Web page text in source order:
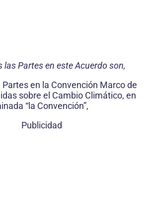
las Partes en este Acuerdo son,
Partes en la Convención Marco de
sobre el Cambio Climático, en
“la Convención”,
Publicidad